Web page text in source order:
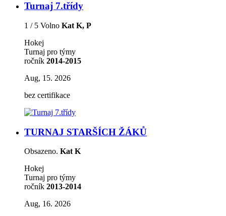
Turnaj 7.třídy
1 / 5 Volno Kat K, P
Hokej
Turnaj pro týmy
ročník 2014-2015
Aug, 15. 2026
bez certifikace
TURNAJ STARŠÍCH ŽÁKŮ
Obsazeno. Kat K
Hokej
Turnaj pro týmy
ročník 2013-2014
Aug, 16. 2026